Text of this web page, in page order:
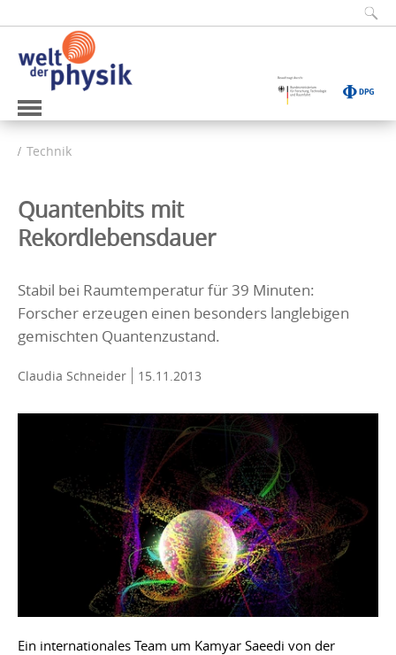
Technik
Quantenbits mit
Rekordlebensdauer
Stabil bei Raumtemperatur für 39 Minuten:
Forscher erzeugen einen besonders langlebigen
gemischten Quantenzustand.
Claudia Schneider 15.11.2013
Ein internationales Team um Kamyar Saeedi von der